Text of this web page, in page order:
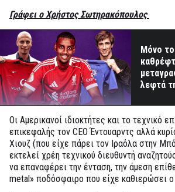
Γράφει ο Χρήστος Σωτηρακόπουλος
Μόνο το
λεφτά
Οι Αμερικανοί ιδιοκτήτες και το τεχνικό
επικεφαλής τον CEO Έντουαρντς αλλά
Χιουζ (που είχε πάρει τον Ιραόλα στην
εκτελεί χρέη τεχνικού διευθυντή
να επαναφέρει την ένταση, την άμεση
metal» ποδόσφαιρο που είχε καθιερώσει ο